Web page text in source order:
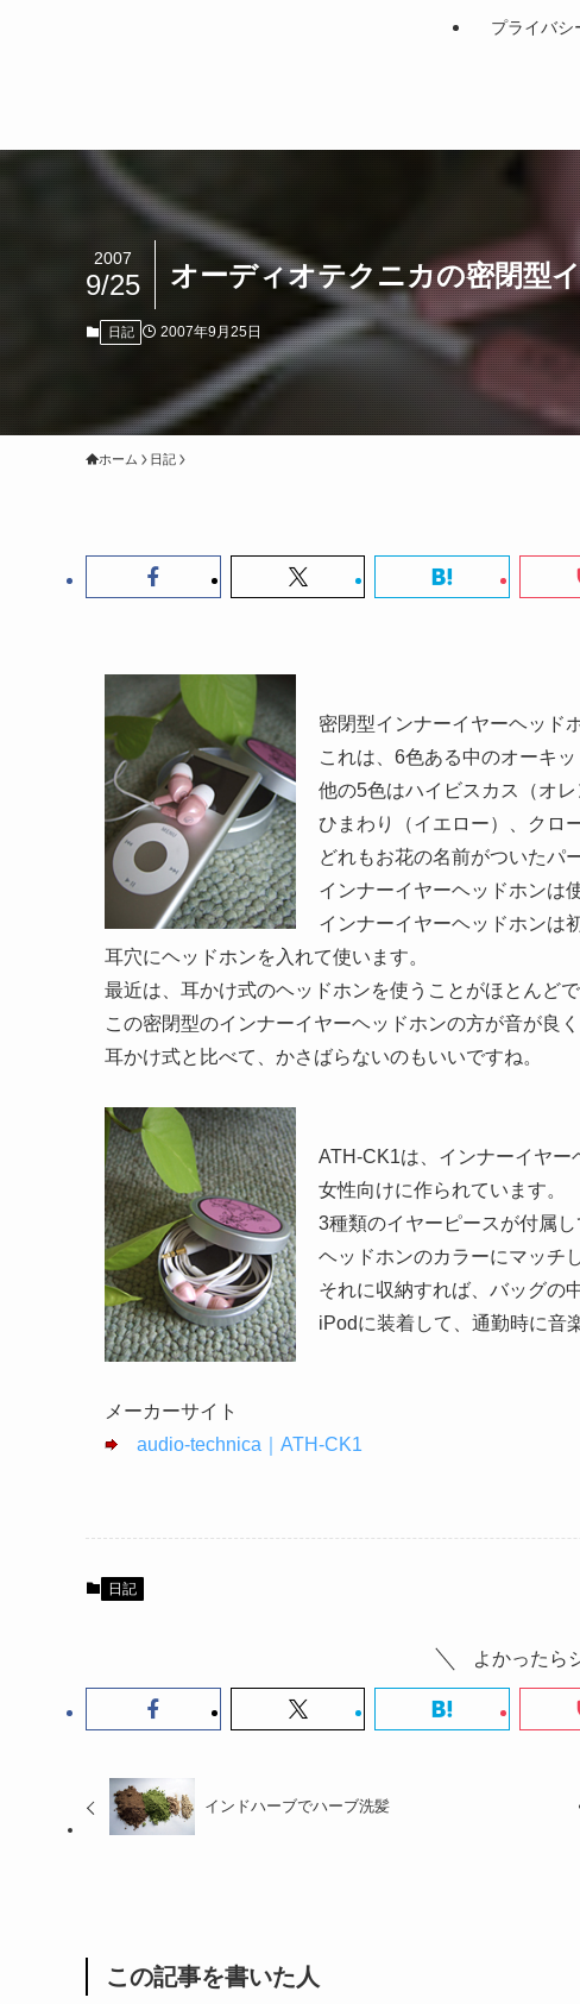
プライバシ
オーディオテクニカの密閉型
2007
9/25
日記 2007年9月25日
ホーム 日記
密閉型インナーイヤーヘッド
これは、6色ある中のオーキ
他の5色はハイビスカス（オ
ひまわり（イエロー）、クロ
どれもお花の名前がついたパ
インナーイヤーヘッドホンは
インナーイヤーヘッドホンは
耳穴にヘッドホンを入れて使います。
最近は、耳かけ式のヘッドホンを使うことがほとんどで
この密閉型のインナーイヤーヘッドホンの方が音が良く
耳かけ式と比べて、かさばらないのもいいですね。
ATH-CK1は、インナーイヤー
女性向けに作られています。
3種類のイヤーピースが付属し
ヘッドホンのカラーにマッチ
それに収納すれば、バッグの
iPodに装着して、通勤時に音
メーカーサイト
audio-technica｜ATH-CK1
日記
よかったら
インドハーブでハーブ洗髪
この記事を書いた人